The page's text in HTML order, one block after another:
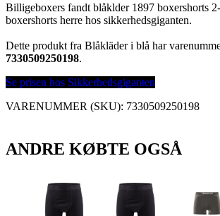
Billigeboxers fandt blåklder 1897 boxershorts
boxershorts herre hos sikkerhedsgiganten.
Dette produkt fra Blåkläder i blå har
7330509250198.
Se prisen hos Sikkerhedsgiganten
VARENUMMER (SKU): 7330509250198
ANDRE KØBTE OGSÅ